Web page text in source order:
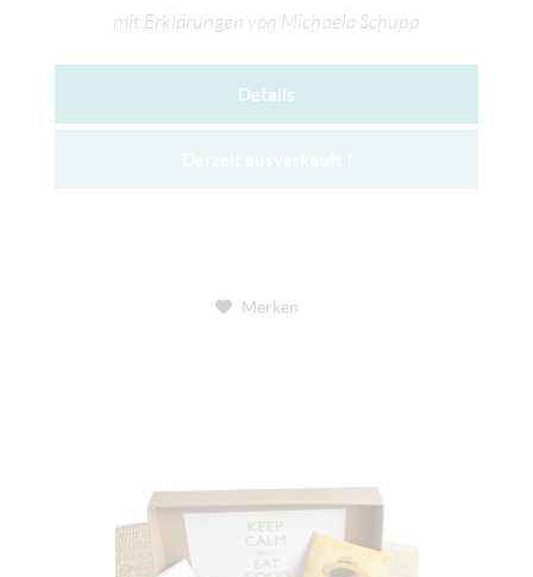
mit Erklärungen von Michaela Schupp
Details
Merken